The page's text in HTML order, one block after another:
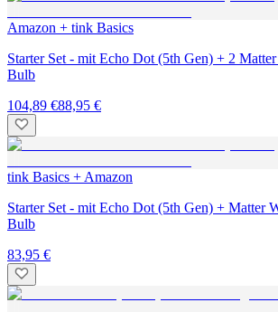
Amazon + tink Basics
Starter Set - mit Echo Dot (5th Gen) + 2
Bulb
104,89 €88,95 €
tink Basics + Amazon
Starter Set - mit Echo Dot (5th Gen) + Matter
Bulb
83,95 €